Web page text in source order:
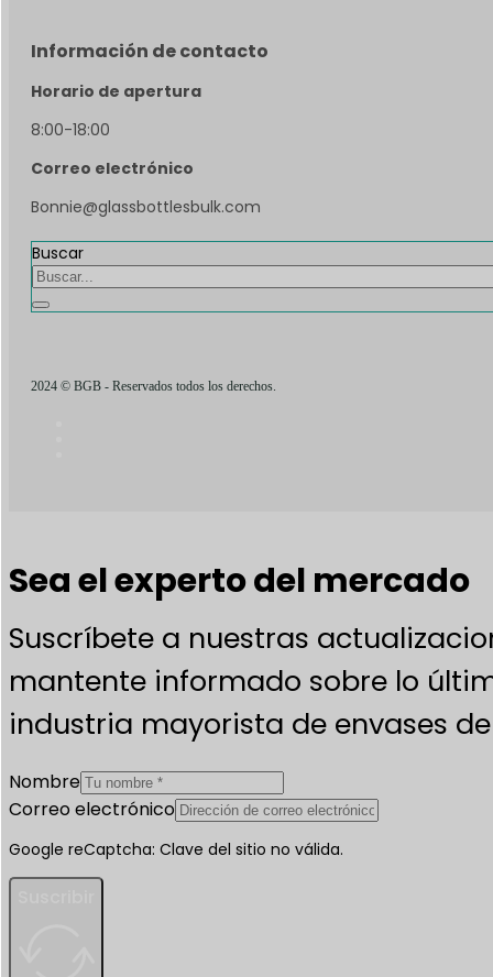
Información de contacto
Horario de apertura
8:00-18:00
Correo electrónico
Bonnie@glassbottlesbulk.com
Buscar
2024 © BGB - Reservados todos los derechos.
Sea el experto del mercado
Suscríbete a nuestras
mantente informado sobre lo
industria mayorista de envases
Nombre
Correo electrónico
Google reCaptcha: Clave del sitio no válida.